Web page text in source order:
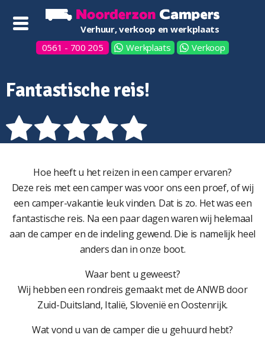
Verhuur, verkoop en werkplaats
0561 - 700 205
Werkplaats Verkoop
Fantastische reis!
Hoe heeft u het reizen in een camper ervaren?
Deze reis met een camper was voor ons een proef, of wij
een camper-vakantie leuk vinden. Dat is zo. Het was een
fantastische reis. Na een paar dagen waren wij helemaal
aan de camper en de indeling gewend. Die is namelijk heel
anders dan in onze boot.
Waar bent u geweest?
Wij hebben een rondreis gemaakt met de ANWB door
Zuid-Duitsland, Italië, Slovenië en Oostenrijk.
Wat vond u van de camper die u gehuurd hebt?